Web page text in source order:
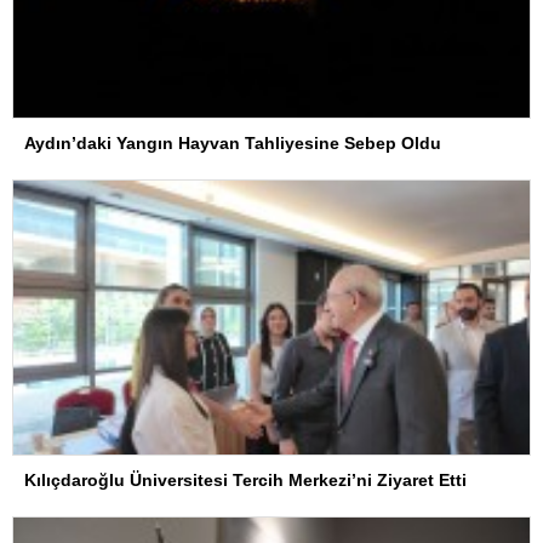
Aydın’daki Yangın Hayvan Tahliyesine Sebep Oldu
Kılıçdaroğlu Üniversitesi Tercih Merkezi’ni Ziyaret Etti